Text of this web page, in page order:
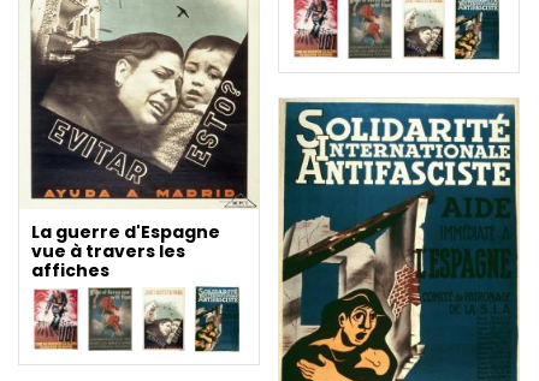
La guerre d'Espagne
vue à travers les
affiches